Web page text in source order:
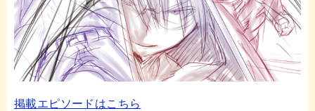
掲載エピソードはこちら